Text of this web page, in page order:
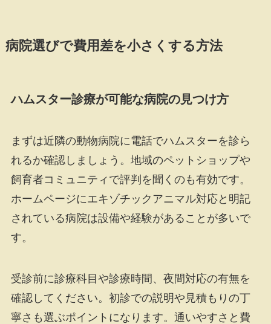
病院選びで費用差を小さくする方法
ハムスター診療が可能な病院の見つけ方
まずは近隣の動物病院に電話でハムスターを診ら
れるか確認しましょう。地域のペットショップや
飼育者コミュニティで評判を聞くのも有効です。
ホームページにエキゾチックアニマル対応と明記
されている病院は設備や経験があることが多いで
す。
受診前に診療科目や診療時間、夜間対応の有無を
確認してください。初診での説明や見積もりの丁
寧さも選ぶポイントになります。通いやすさと費